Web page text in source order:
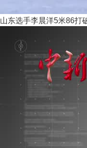
山东选手李晨洋5米86打